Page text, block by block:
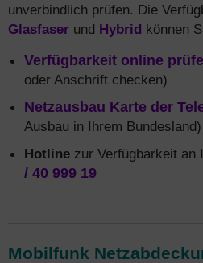
unverbindlich prüfen. Die
Glasfaser und Hybrid können
Verfügbarkeit online
oder Anschrift checken)
Netzausbau Karte der
Ausbau in Ihrem Bundesland)
Hotline zur Verfügbarkeit an
/ 40 999 19
Mobilfunk